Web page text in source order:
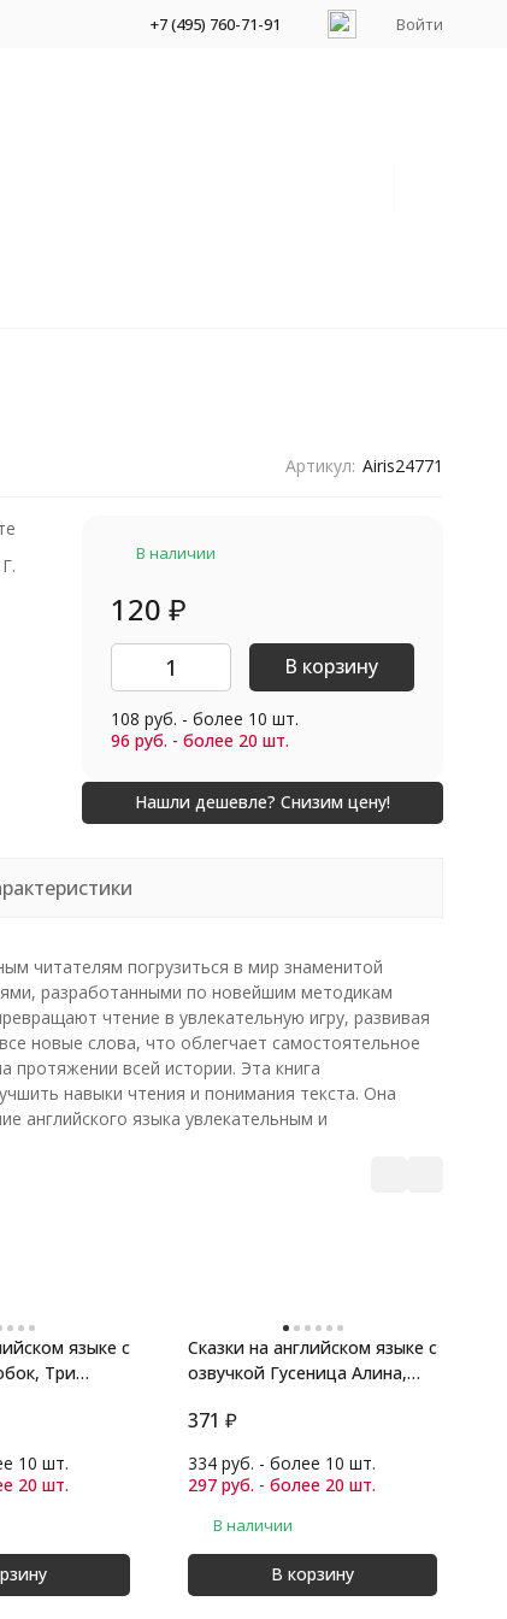
+7 (495) 760-71-91 Войти
Артикул: Airis24771
В наличии
120 ₽
В корзину
108 руб. - более 10 шт.
96 руб. - более 20 шт.
читателям погрузиться в мир знаменитой
разработанными по новейшим методикам
чтение в увлекательную игру, развивая
новые слова, что облегчает самостоятельное
протяжении всей истории. Эта книга
навыки чтения и понимания текста. Она
английского языка увлекательным и
языке с
Три
10 шт.
20 шт.
Сказки на английском языке с
озвучкой Гусеница Алина,
371 ₽
334 руб. - более 10 шт.
297 руб. - более 20 шт.
В наличии
В корзину